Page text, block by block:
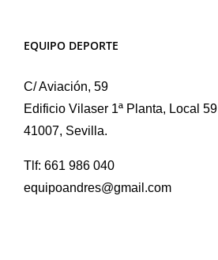
EQUIPO DEPORTE
C/ Aviación, 59
Edificio Vilaser 1ª Planta, Local 59
41007, Sevilla.
Tlf: 661 986 040
equipoandres@gmail.com